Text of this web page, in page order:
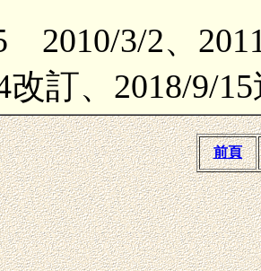
2010/3/2、
改訂、2018/9/
前頁